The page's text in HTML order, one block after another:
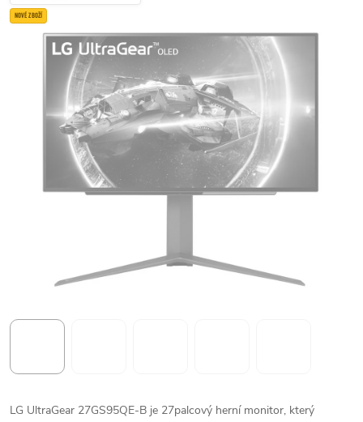
NOVÉ ZBOŽÍ
LG UltraGear 27GS95QE-B je 27palcový herní monitor, který